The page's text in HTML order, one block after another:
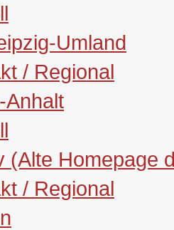
Umland
/ Regional
Anhalt
(Alte Homepage
/ Regional